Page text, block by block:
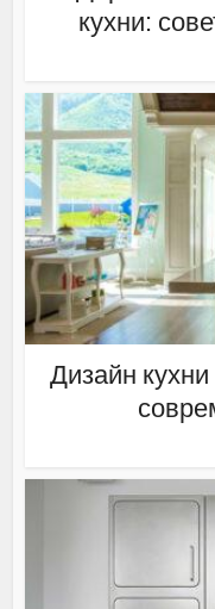
кухни:
Дизайн